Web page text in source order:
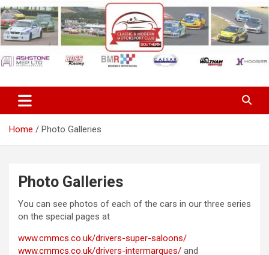
Skip
to
content
Classic & Modern Motorsport
Club Southern
Home Photo Galleries
Photo Galleries
You can see photos of each of the cars in our three series
on the special pages at
www.cmmcs.co.uk/drivers-super-saloons/
www.cmmcs.co.uk/drivers-intermarques/ and